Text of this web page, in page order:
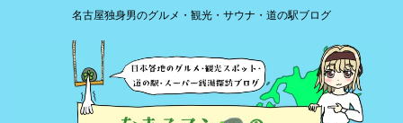
名古屋独身男のグルメ・観光・サウナ・道の駅ブログ